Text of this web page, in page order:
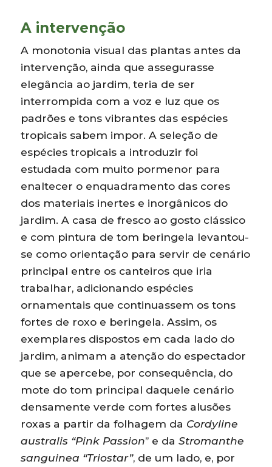
A intervenção
A monotonia visual das plantas antes da
intervenção, ainda que assegurasse
elegância ao jardim, teria de ser
interrompida com a voz e luz que os
padrões e tons vibrantes das espécies
tropicais sabem impor. A seleção de
espécies tropicais a introduzir foi
estudada com muito pormenor para
enaltecer o enquadramento das cores
dos materiais inertes e inorgânicos do
jardim. A casa de fresco ao gosto clássico
e com pintura de tom beringela levantou-
se como orientação para servir de cenário
principal entre os canteiros que iria
trabalhar, adicionando espécies
ornamentais que continuassem os tons
fortes de roxo e beringela. Assim, os
exemplares dispostos em cada lado do
jardim, animam a atenção do espectador
que se apercebe, por consequência, do
mote do tom principal daquele cenário
densamente verde com fortes alusões
roxas a partir da folhagem da Cordyline
australis “Pink Passion” e daStromanthe
sanguinea “Triostar”, de um lado, e, por